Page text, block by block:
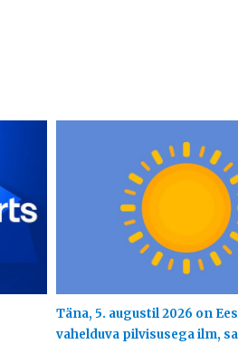
Täna, 5. augustil 2026 on
vahelduva pilvisusega ilm,